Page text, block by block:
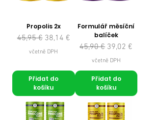
Propolis 2x
Běžná cena
45,95 € Zvýhodněná cena
38,14 €
včetně DPH
Přidat do
košíku
Formulář měsíční
balíček
Běžná cena
45,90 € Zvýhodněná
39,02 €
včetně DPH
Přidat do
košíku